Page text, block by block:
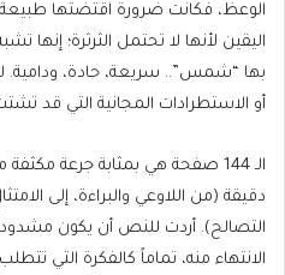
الوعظ، فكانت ضرورة اقتضتها
اليقين لأنها لا تحتمل الثرثرة؛ إنها
بها “شمس”.. سريعة، حادة، ودامية.
أو الاستطرادات المجانية التي قد
الـ 144 صفحة هي بمثابة جرعة
دقيقة (من اللاوعي والبراءة، إلى
التصالح). أردت للنص أن يكون
الانتهاء منه، تماماً كالفكرة التي